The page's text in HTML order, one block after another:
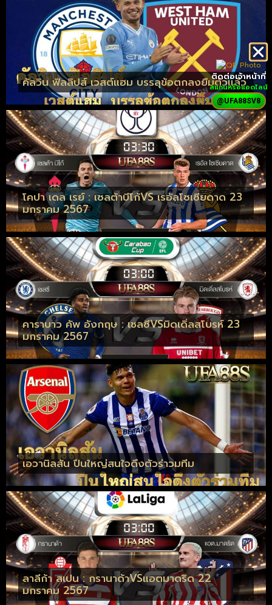
คัลวิน ฟิลลิปส์ เวสต์แฮม บรรลุข้อตกลงยืมตัวแล้ว
โคปา เดล เรย์ : เซลต้าบีโก้VS เรอัลโซเซียดาด 23
มกราคม 2567
คาราบาว คัพ อังกฤษ : เชลซีVSมิดเดิ่ลสโบรห์ 23
มกราคม 2567
เอวานิลสัน ปืนใหญ่สนใจดึงตัวร่าวมทีม
ลาลีก้า สเปน : กรานาด้าVSแอตมาดริด 22
มกราคม 2567
ติดต่อเจ้าหน้าที่
สแกนหรือแอดไลน์
@UFA88SV8